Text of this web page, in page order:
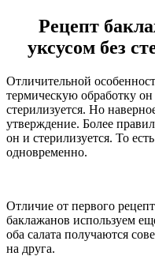
Рецепт
уксусом без
Отличительной
термическую обработку
стерилизуется. Но
утверждение. Более
он и стерилизуется. То
одновременно.
Отличие от первого
баклажанов используем
оба салата получаются
на друга.